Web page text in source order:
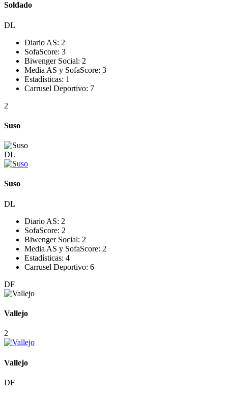
Soldado
DL
Diario AS: 2
SofaScore: 3
Biwenger Social: 2
Media AS y SofaScore: 3
Estadísticas: 1
Carrusel Deportivo: 7
2
Suso
DL
Suso
DL
Diario AS: 2
SofaScore: 2
Biwenger Social: 2
Media AS y SofaScore: 2
Estadísticas: 4
Carrusel Deportivo: 6
DF
Vallejo
2
Vallejo
DF